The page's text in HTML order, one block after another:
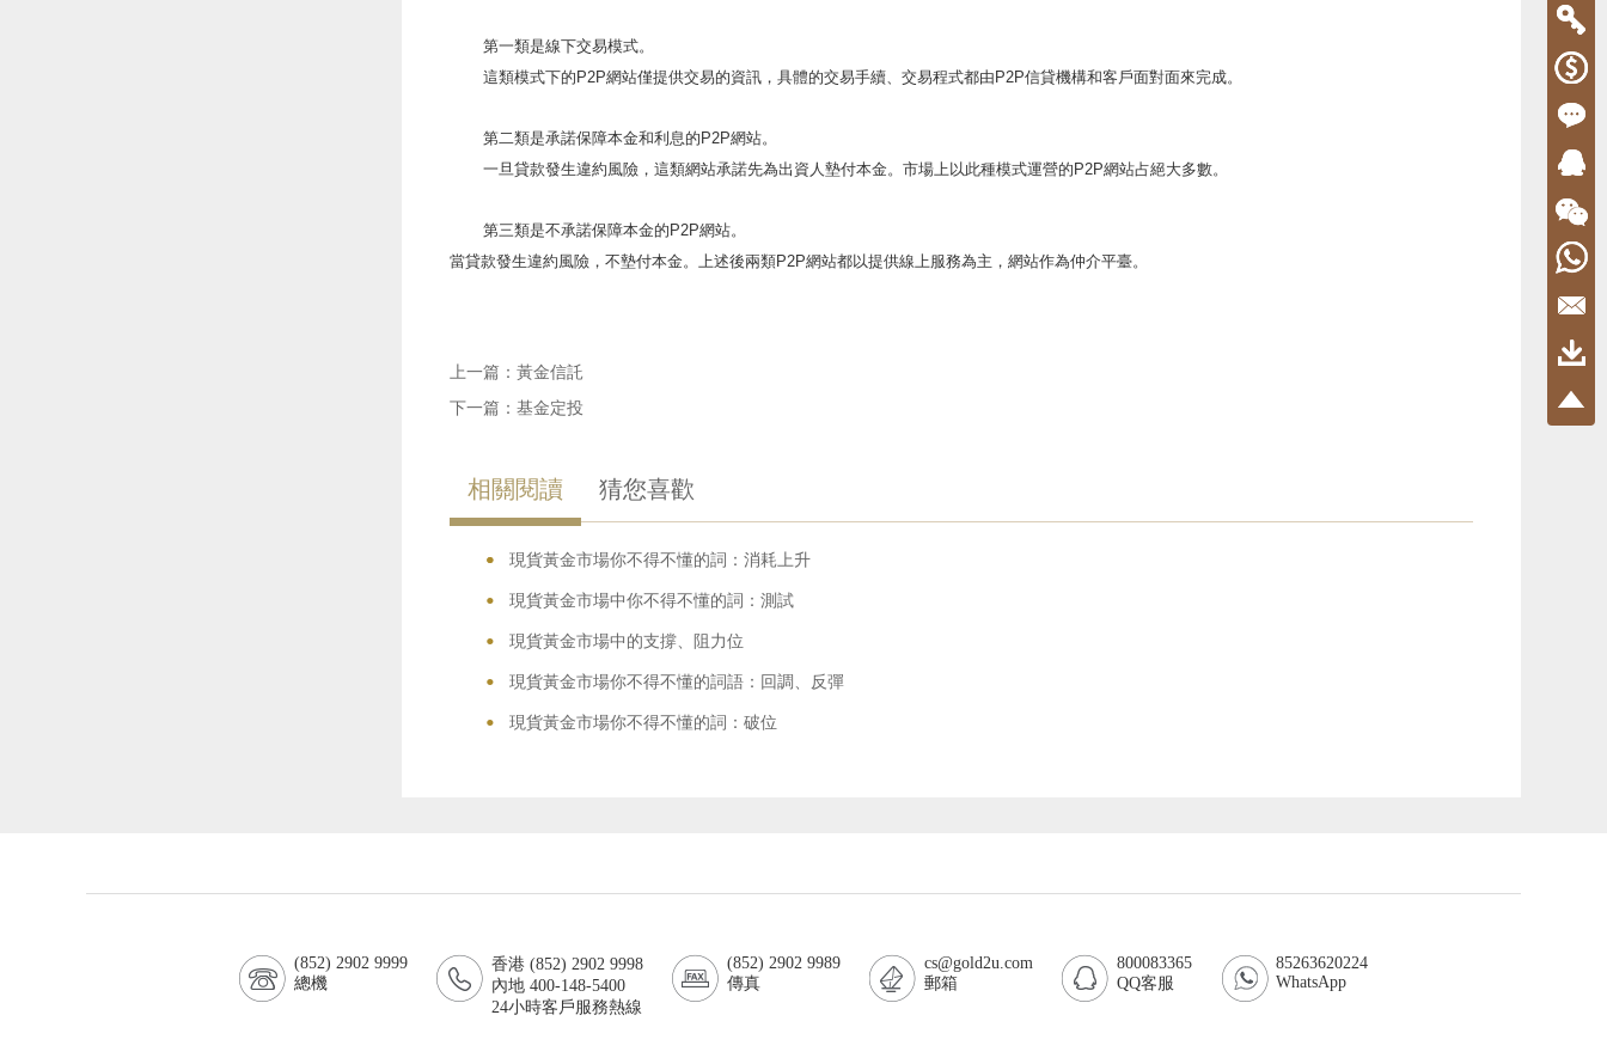
第一類是線下交易模式。
這類模式下的P2P網站僅提供交易的資訊，具體的交易手續、交易程式都由P2P信貸機構和客戶面對面來完成。
第二類是承諾保障本金和利息的P2P網站。
一旦貸款發生違約風險，這類網站承諾先為出資人墊付本金。市場上以此種模式運營的P2P網站占絕大多數。
第三類是不承諾保障本金的P2P網站。
當貸款發生違約風險，不墊付本金。上述後兩類P2P網站都以提供線上服務為主，網站作為仲介平臺。
上一篇： 黃金信託
下一篇： 基金定投
相關閱讀 猜您喜歡
•
• 現貨黃金市場你不得不懂的詞：消耗上升
• 現貨黃金市場中你不得不懂的詞：測試
• 現貨黃金市場中的支撐、阻力位
• 現貨黃金市場你不得不懂的詞語：回調、反彈
• 現貨黃金市場你不得不懂的詞：破位
(852) 2902 9999
總機
香港 (852) 2902 9998
內地 400-148-5400
24小時客戶服務熱線
(852) 2902 9989
傳真
cs@gold2u.com
郵箱
800083365
QQ客服
85263620224
WhatsApp